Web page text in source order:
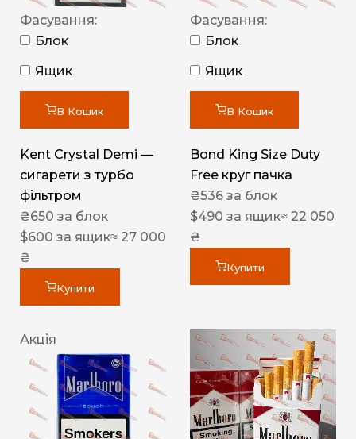
Фасування:
Блок
Ящик
В Кошик
Kent Crystal Demi —
сигарети з турбо
фільтром
₴650 за блок
$600 за ящик≈ 27 000
₴
Купити
Фасування:
Блок
Ящик
В Кошик
Bond King Size Duty
Free круг пачка
₴536 за блок
$490 за ящик≈ 22 050
₴
Купити
Акція